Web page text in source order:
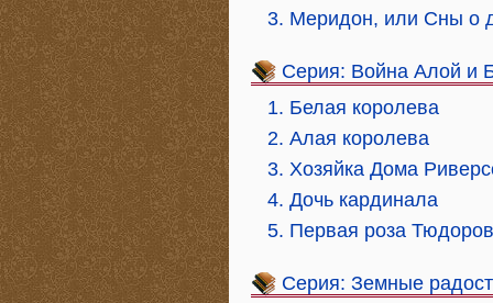
3. Меридон, или Сны о
Серия: Война Алой и
1. Белая королева
2. Алая королева
3. Хозяйка Дома
4. Дочь кардинала
5. Первая роза
Серия: Земные